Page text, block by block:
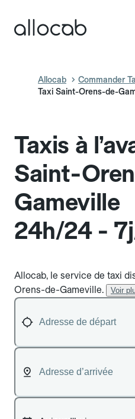
Allocab
Commander
Taxi Saint-Orens-de-
Taxis à
Saint-
Gameville
24h/24 -
Allocab, le service de taxi
Orens-de-Gameville.
Voir